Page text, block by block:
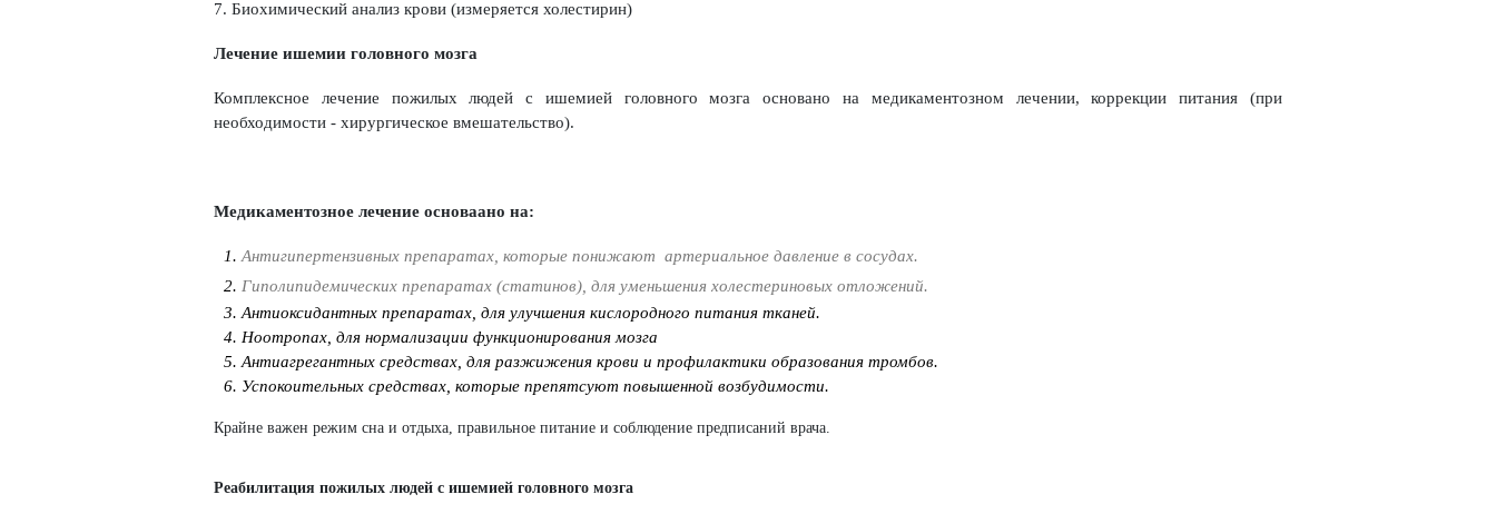
7. Биохимический анализ крови (измеряется холестирин)
Лечение ишемии головного мозга
Комплексное лечение пожилых людей с ишемией головного мозга основано на медикаментозном лечении, коррекции питания (при
необходимости - хирургическое вмешательство).
Медикаментозное лечение основаано на:
Антигипертензивных препаратах, которые понижают артериальное давление в сосудах.
Гиполипидемических препаратах (статинов), для уменьшения холестериновых отложений.
Антиоксидантных препаратах, для улучшения кислородного питания тканей.
Ноотропах, для нормализации функционирования мозга
Антиагрегантных средствах, для разжижения крови и профилактики образования тромбов.
Успокоительных средствах, которые препятсуют повышенной возбудимости.
Крайне важен режим сна и отдыха, правильное питание и соблюдение предписаний врача.
Реабилитация пожилых людей с ишемией головного мозга